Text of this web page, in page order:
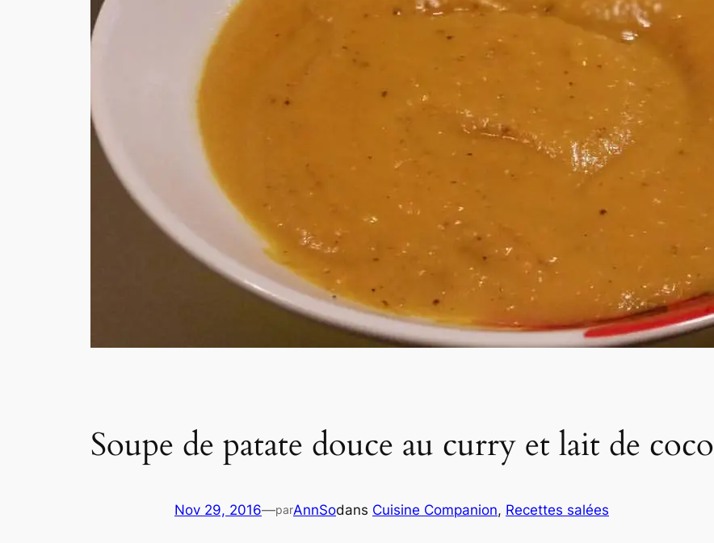
Soupe de patate douce au curry et lait de coco
Nov 29, 2016—parAnnSodans Cuisine Companion, Recettes salées